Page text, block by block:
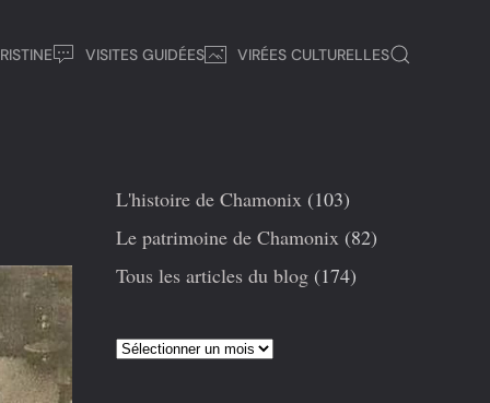
VISITES GUIDÉES VIRÉES CULTURELLES
L'histoire de Chamonix (103)
Le patrimoine de Chamonix (82)
Tous les articles du blog (174)
Articles